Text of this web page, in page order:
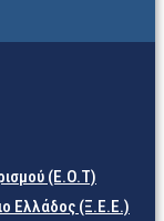
(Ε.Ο.Τ)
Ελλάδος (Ξ.Ε.Ε.)